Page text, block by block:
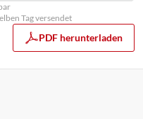
Tag versendet
PDF herunterladen